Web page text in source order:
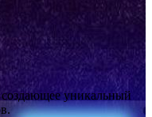
создающее уникальный